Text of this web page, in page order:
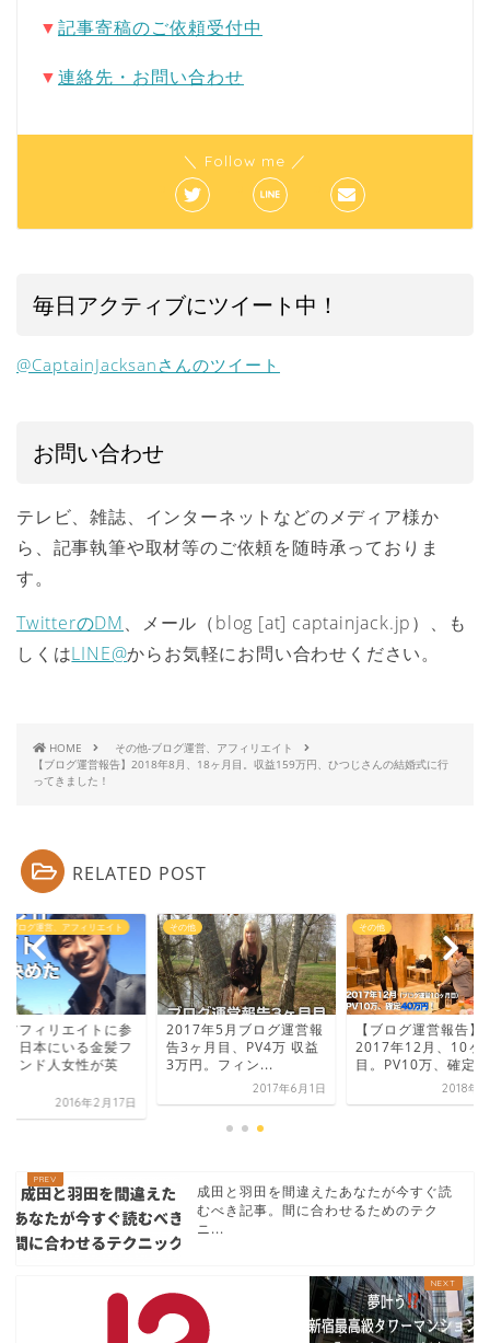
▼記事寄稿のご依頼受付中
▼連絡先・お問い合わせ
＼ Follow me ／
毎日アクティブにツイート中！
@CaptainJacksanさんのツイート
お問い合わせ
テレビ、雑誌、インターネットなどのメディア様か
ら、記事執筆や取材等のご依頼を随時承っておりま
す。
TwitterのDM、メール（blog [at] captainjack.jp）、も
しくはLINE@からお気軽にお問い合わせください。
HOME
その他-ブログ運営、アフィリエイト
【ブログ運営報告】2018年8月、18ヶ月目。収益159万円、ひつじさんの結婚式に行
ってきました！
RELATED POST
-ブログ運営、アフィリエイト
アフィリエイトに参
？日本にいる金髪フ
ランド人女性が英
2016年2月17日
その他
2017年5月ブログ運営報
告3ヶ月目、PV4万 収益
3万円。フィン...
2017年6月1日
その他
【ブログ運営報告】
2017年12月、10ヶ
目。PV10万、確定
2018年1
成田と羽田を間違えたあなたが今すぐ読
むべき記事。間に合わせるためのテク
ニ...